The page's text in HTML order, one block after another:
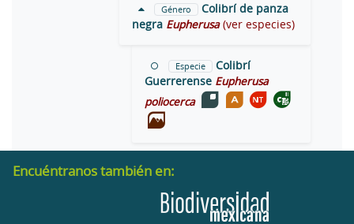
Género
Colibrí de panza
negra Eupherusa (ver especies)
Especie
Colibrí
Guerrerense Eupherusa
poliocerca
Encuéntranos también en: